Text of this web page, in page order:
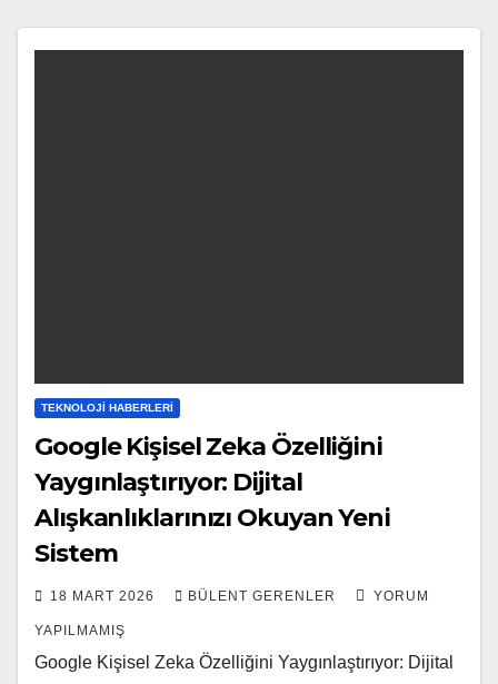
TEKNOLOJI HABERLERI
Google Kişisel Zeka Özelliğini
Yaygınlaştırıyor: Dijital
Alışkanlıklarınızı Okuyan Yeni
Sistem
18 MART 2026 BÜLENT GERENLER YORUM
YAPILMAMIŞ
Google Kişisel Zeka Özelliğini Yaygınlaştırıyor: Dijital